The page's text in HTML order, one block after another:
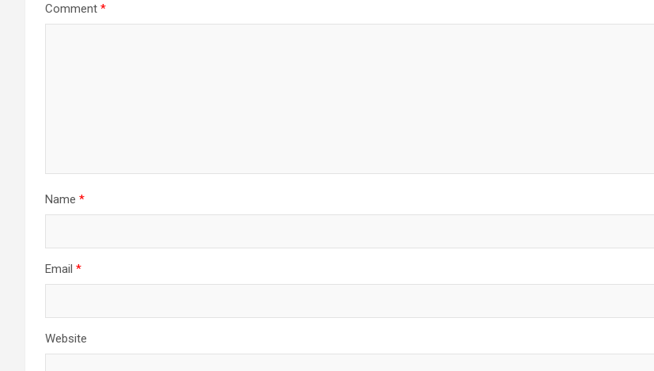
Comment *
Name *
Email *
Website